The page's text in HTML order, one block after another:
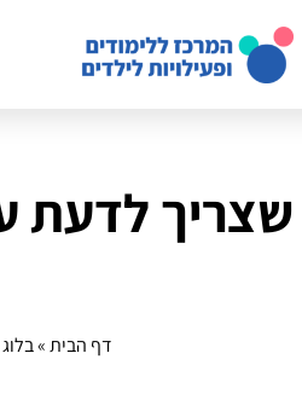
לדעת
דף הבית»בלוג